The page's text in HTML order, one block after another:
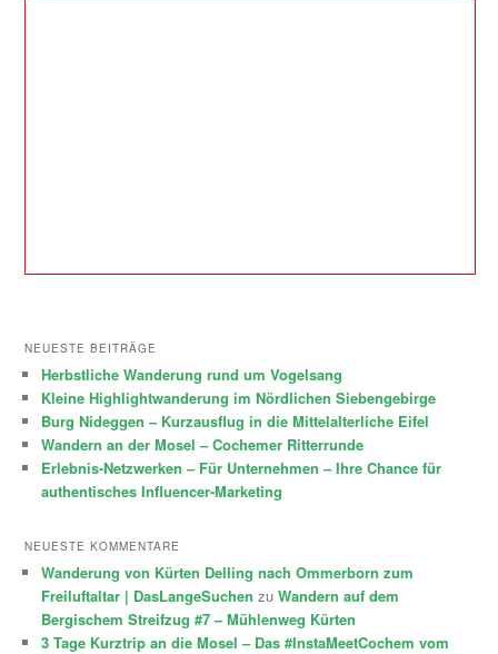
NEUESTE BEITRÄGE
Herbstliche Wanderung rund um Vogelsang
Kleine Highlightwanderung im Nördlichen Siebengebirge
Burg Nideggen – Kurzausflug in die Mittelalterliche Eifel
Wandern an der Mosel – Cochemer Ritterrunde
Erlebnis-Netzwerken – Für Unternehmen – Ihre Chance für
authentisches Influencer-Marketing
NEUESTE KOMMENTARE
Wanderung von Kürten Delling nach Ommerborn zum
Freiluftaltar | DasLangeSuchen zuWandern auf dem
Bergischem Streifzug #7 – Mühlenweg Kürten
3 Tage Kurztrip an die Mosel – Das #InstaMeetCochem vom